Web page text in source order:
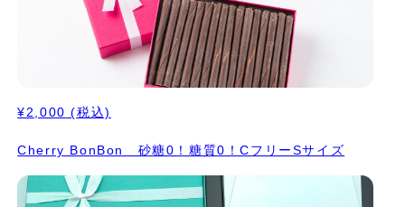
¥2,000 (税込)
Cherry BonBon 砂糖0！糖質0！CフリーSサイズ